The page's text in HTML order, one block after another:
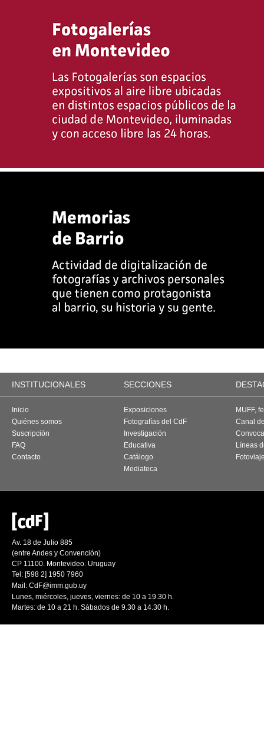
INSTITUCIONALES SECCIONES
Inicio
Quiénes somos
Suscripción
FAQ
Contacto
Exposiciones
Fotografías del CdF
Investigación
Educativa
Catálogo
Mediateca
MUFF,
Canal
Líneas
Av. 18 de Julio 885
(entre Andes y Convención)
CP 11100. Montevideo. Uruguay
Tel: [598 2] 1950 7960
Mail: CdF@imm.gub.uy
Lunes, miércoles, jueves, viernes: de 10 a 19.30 h.
Martes: de 10 a 21 h. Sábados de 9.30 a 14.30 h.